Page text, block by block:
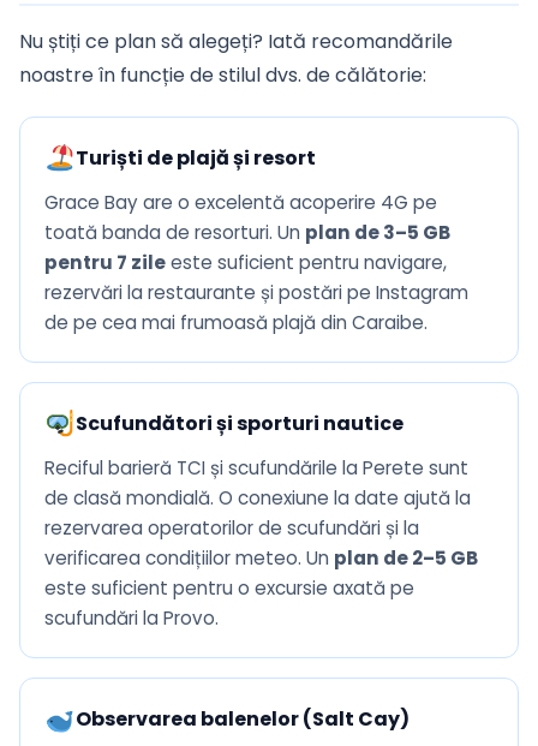
Nu știți ce plan să alegeți? Iată recomandările
noastre în funcție de stilul dvs. de călătorie:
Turiști de plajă și resort
Grace Bay are o excelentă acoperire 4G pe
toată banda de resorturi. Un plan de 3–5 GB
pentru 7 zileeste suficient pentru navigare,
rezervări la restaurante și postări pe Instagram
de pe cea mai frumoasă plajă din Caraibe.
Scufundători și sporturi nautice
Reciful barieră TCI și scufundările la Perete sunt
de clasă mondială. O conexiune la date ajută la
rezervarea operatorilor de scufundări și la
verificarea condițiilor meteo. Un plan de 2–5 GB
este suficient pentru o excursie axată pe
scufundări la Provo.
Observarea balenelor (Salt Cay)